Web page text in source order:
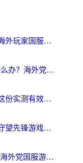
国外可不可以打逆水寒？海外玩家国服畅玩终极指南（附漫威荒野乱斗加速方案）
在国外玩拳皇98OL延迟怎么办？海外党亲测有效的低延迟指南
国外打地铁逃生延迟高？这份实测有效的低延迟指南帮你吃鸡
海外玩守望先锋总卡顿？守望先锋游戏加速器在哪里买&避坑指南（附欧洲非洲游戏实测）
台湾怎么玩光·遇不卡顿？海外党国服游戏加速终极攻略（附实测体验）